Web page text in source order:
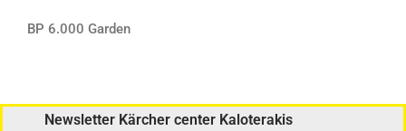
BP 6.000 Garden
Newsletter Kärcher center Kaloterakis